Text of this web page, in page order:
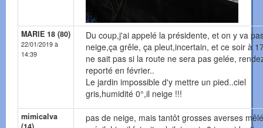
MARIE 18 (80)
22/01/2019 à
14:39
Du coup,j'ai appelé la présidente, et on y va
neige,ça grêle, ça pleut,incertain, et ce soir à
ne sait pas si la route ne sera pas gelée,
reporté en février..
Le jardin impossible d'y mettre un pied..ciel
gris,humidité 0°,il neige !!!
mimicalva
pas de neige, mais tantôt grosses averses